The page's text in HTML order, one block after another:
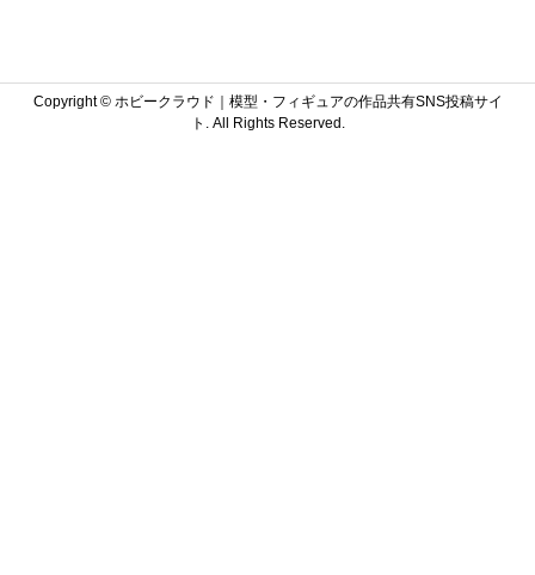
Copyright ©ホビークラウド｜模型・フィギュアの作品共有SNS投稿サイ
ト. All Rights Reserved.